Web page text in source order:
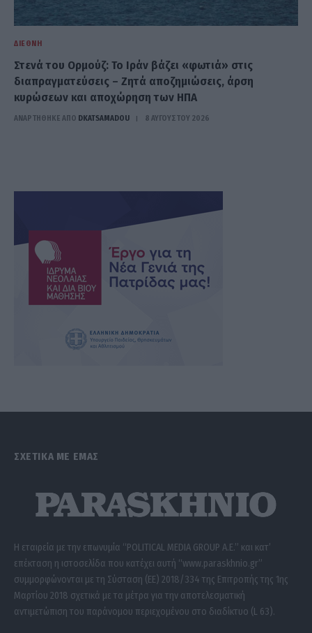
ΔΙΕΘΝΉ
Στενά του Ορμούζ: Το Ιράν βάζει «φωτιά» στις
διαπραγματεύσεις – Ζητά αποζημιώσεις, άρση
κυρώσεων και αποχώρηση των ΗΠΑ
ΑΝΑΡΤΗΘΗΚΕ ΑΠΟ DKATSAMADOU 8 ΑΥΓΟΎΣΤΟΥ 2026
ΣΧΕΤΙΚΑ ΜΕ ΕΜΑΣ
Η εταιρεία με την επωνυμία “POLITICAL MEDIA GROUP A.E.” και κατ’
επέκταση η ιστοσελίδα που κατέχει αυτή “www.paraskhnio.gr”
συμμορφώνονται με τη Σύσταση (ΕΕ) 2018/334 της Επιτροπής της 1ης
Μαρτίου 2018 σχετικά με τα μέτρα για την αποτελεσματική
αντιμετώπιση του παράνομου περιεχομένου στο διαδίκτυο (L 63).